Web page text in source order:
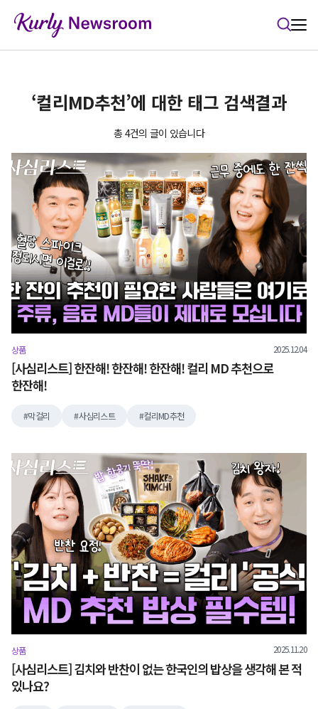
‘컬리MD추천’에 대한 태그 검색결과
총 4건의 글이 있습니다
상품 2025.12.04
[사심리스트] 한잔해! 한잔해! 한잔해! 컬리 MD 추천으로
한잔해!
막걸리 사심리스트 컬리MD추천
상품 2025.11.20
[사심리스트] 김치와 반찬이 없는 한국인의 밥상을 생각해 본 적
있나요?